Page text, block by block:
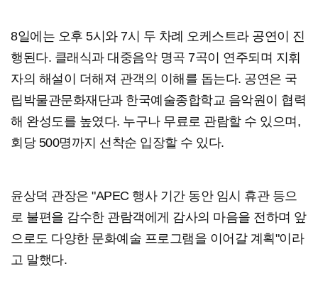
8일에는 오후 5시와 7시 두 차례 오케스트라 공연이 진
행된다. 클래식과 대중음악 명곡 7곡이 연주되며 지휘
자의 해설이 더해져 관객의 이해를 돕는다. 공연은 국
립박물관문화재단과 한국예술종합학교 음악원이 협력
해 완성도를 높였다. 누구나 무료로 관람할 수 있으며,
회당 500명까지 선착순 입장할 수 있다.
윤상덕 관장은 "APEC 행사 기간 동안 임시 휴관 등으
로 불편을 감수한 관람객에게 감사의 마음을 전하며 앞
으로도 다양한 문화예술 프로그램을 이어갈 계획"이라
고 말했다.